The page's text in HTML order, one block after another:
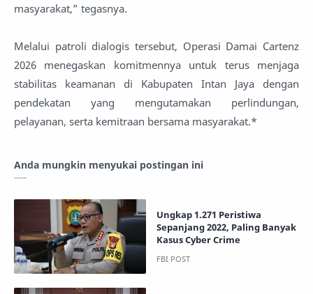
masyarakat,” tegasnya.
Melalui patroli dialogis tersebut, Operasi Damai Cartenz
2026 menegaskan komitmennya untuk terus menjaga
stabilitas keamanan di Kabupaten Intan Jaya dengan
pendekatan yang mengutamakan perlindungan,
pelayanan, serta kemitraan bersama masyarakat.*
Anda mungkin menyukai postingan ini
Ungkap 1.271 Peristiwa
Sepanjang 2022, Paling Banyak
Kasus Cyber Crime